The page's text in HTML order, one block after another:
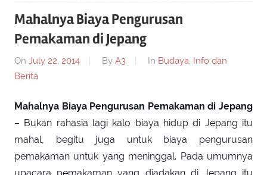
Mahalnya Biaya Pengurusan
Pemakaman di Jepang
On July 22, 2014 By A3 In Budaya, Info dan
Berita
Mahalnya Biaya Pengurusan Pemakaman di Jepang
– Bukan rahasia lagi kalo biaya hidup di Jepang itu
mahal, begitu juga untuk biaya pengurusan
pemakaman untuk yang meninggal. Pada umumnya